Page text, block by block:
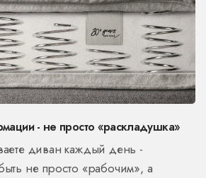
- не просто «раскладушка»
диван каждый день -
не просто «рабочим», а